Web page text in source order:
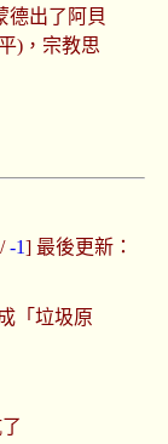
德出了阿貝
)，宗教思
/-1] 最後更新：
「垃圾原